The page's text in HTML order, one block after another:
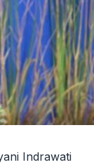
Indrawati